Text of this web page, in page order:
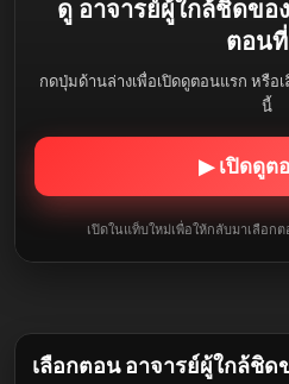
ดู อาจารย์ผู้ใกล้ชิดขอ
ตอนที่
กดปุ่มด้านล่างเพื่อเปิดดูตอนแรก หรือ
นี้
▶ เปิดดูต
เปิดในแท็บใหม่เพื่อให้กลับมาเลือก
เลือกตอน อาจารย์ผู้ใกล้ชิด